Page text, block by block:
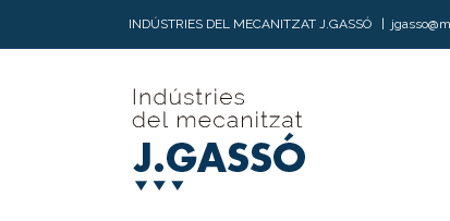
INDÚSTRIES DEL MECANITZAT J.GASSÓ